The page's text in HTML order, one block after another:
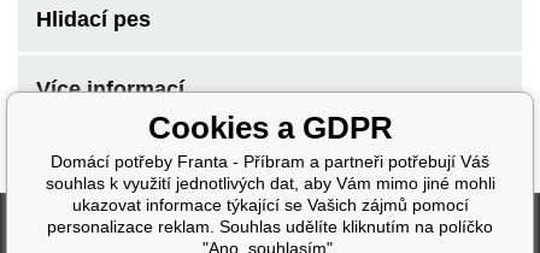
Hlidací pes
Více informací
Fakturační údaje
Cookies a GDPR
Domácí potřeby Franta - Příbram a partneři potřebují Váš
souhlas k využití jednotlivých dat, aby Vám mimo jiné mohli
ukazovat informace týkající se Vašich zájmů pomocí
personalizace reklam. Souhlas udělíte kliknutím na políčko
"Ano, souhlasím".